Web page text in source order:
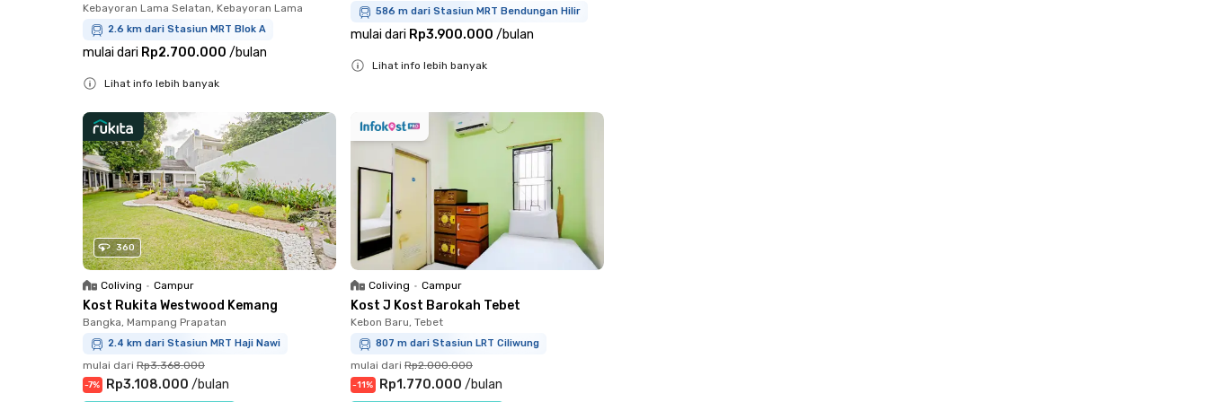
Kebayoran Lama Selatan, Kebayoran Lama
2.6 km dari Stasiun MRT Blok A
mulai dari Rp2.700.000 /bulan
Lihat info lebih banyak
586 m dari Stasiun MRT Bendungan Hilir
mulai dari Rp3.900.000 /bulan
Lihat info lebih banyak
360
Coliving • Campur
Kost Rukita Westwood Kemang
Bangka, Mampang Prapatan
2.4 km dari Stasiun MRT Haji Nawi
mulai dari Rp3.368.000
-7% Rp3.108.000 /bulan
Coliving • Campur
Kost J Kost Barokah Tebet
Kebon Baru, Tebet
807 m dari Stasiun LRT Ciliwung
mulai dari Rp2.000.000
-11% Rp1.770.000 /bulan